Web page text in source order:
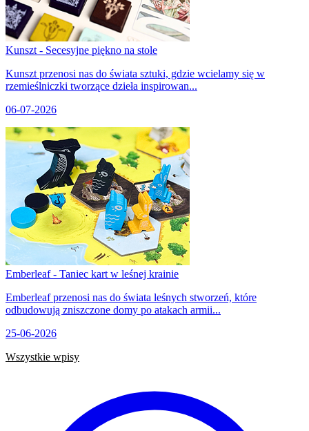
Kunszt - Secesyjne piękno na stole
Kunszt przenosi nas do świata sztuki, gdzie wcielamy się w
rzemieślniczki tworzące dzieła inspirowan...
06-07-2026
Emberleaf - Taniec kart w leśnej krainie
Emberleaf przenosi nas do świata leśnych stworzeń, które
odbudowują zniszczone domy po atakach armii...
25-06-2026
Wszystkie wpisy